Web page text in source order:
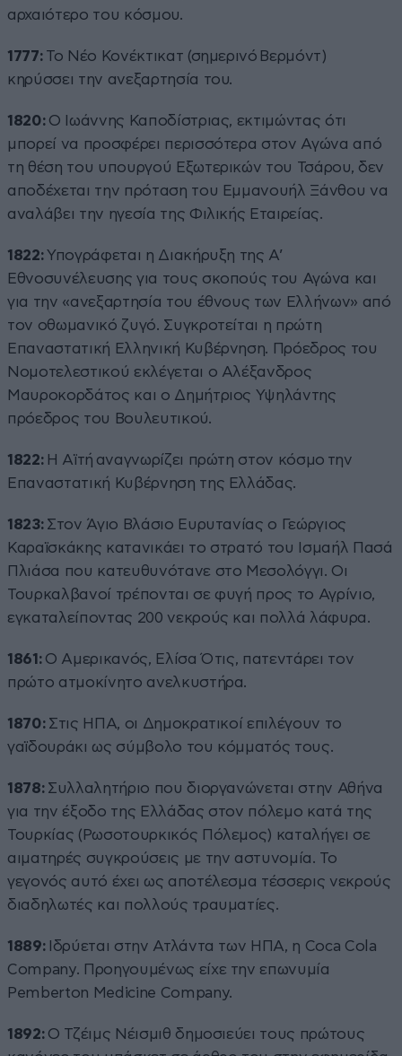
αρχαιότερο του κόσμου.
1777: Το Νέο Κονέκτικατ (σημερινό Βερμόντ)
κηρύσσει την ανεξαρτησία του.
1820: Ο Ιωάννης Καποδίστριας, εκτιμώντας ότι
μπορεί να προσφέρει περισσότερα στον Αγώνα από
τη θέση του υπουργού Εξωτερικών του Τσάρου, δεν
αποδέχεται την πρόταση του Εμμανουήλ Ξάνθου να
αναλάβει την ηγεσία της Φιλικής Εταιρείας.
1822:Υπογράφεται η Διακήρυξη της Α’
Εθνοσυνέλευσης για τους σκοπούς του Αγώνα και
για την «ανεξαρτησία του έθνους των Ελλήνων» από
τον οθωμανικό ζυγό. Συγκροτείται η πρώτη
Επαναστατική Ελληνική Κυβέρνηση. Πρόεδρος του
Νομοτελεστικού εκλέγεται ο Αλέξανδρος
Μαυροκορδάτος και ο Δημήτριος Υψηλάντης
πρόεδρος του Βουλευτικού.
1822: Η Αϊτή αναγνωρίζει πρώτη στον κόσμο την
Επαναστατική Κυβέρνηση της Ελλάδας.
1823: Στον Άγιο Βλάσιο Ευρυτανίας ο Γεώργιος
Καραϊσκάκης κατανικάει το στρατό του Ισμαήλ Πασά
Πλιάσα που κατευθυνότανε στο Μεσολόγγι. Οι
Τουρκαλβανοί τρέπονται σε φυγή προς το Αγρίνιο,
εγκαταλείποντας 200 νεκρούς και πολλά λάφυρα.
1861: Ο Αμερικανός, Ελίσα Ότις, πατεντάρει τον
πρώτο ατμοκίνητο ανελκυστήρα.
1870: Στις ΗΠΑ, οι Δημοκρατικοί επιλέγουν το
γαϊδουράκι ως σύμβολο του κόμματός τους.
1878: Συλλαλητήριο που διοργανώνεται στην Αθήνα
για την έξοδο της Ελλάδας στον πόλεμο κατά της
Τουρκίας (Ρωσοτουρκικός Πόλεμος) καταλήγει σε
αιματηρές συγκρούσεις με την αστυνομία. Το
γεγονός αυτό έχει ως αποτέλεσμα τέσσερις νεκρούς
διαδηλωτές και πολλούς τραυματίες.
1889: Ιδρύεται στην Ατλάντα των ΗΠΑ, η Coca Cola
Company. Προηγουμένως είχε την επωνυμία
Pemberton Medicine Company.
1892: Ο Τζέιμς Νέισμιθ δημοσιεύει τους πρώτους